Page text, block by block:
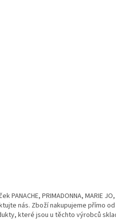
PRIMADONNA, MARIE JO,
nás. Zboží nakupujeme přímo
které jsou u těchto výrobců